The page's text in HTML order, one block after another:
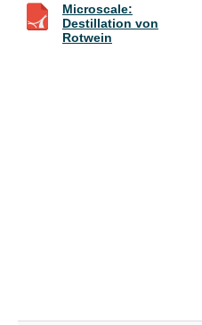
Microscale:
Destillation von
Rotwein